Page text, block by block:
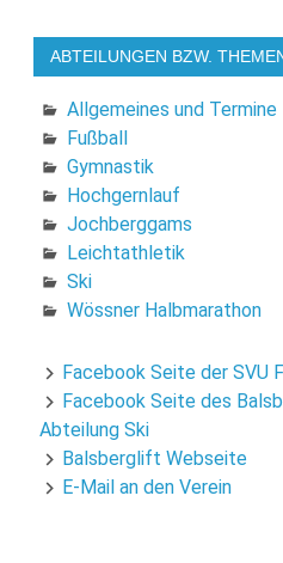
ABTEILUNGEN BZW.
Allgemeines und Termine
Fußball
Gymnastik
Hochgernlauf
Jochberggams
Leichtathletik
Ski
Wössner Halbmarathon
Facebook Seite der SVU
Facebook Seite des
Abteilung Ski
Balsberglift Webseite
E-Mail an den Verein